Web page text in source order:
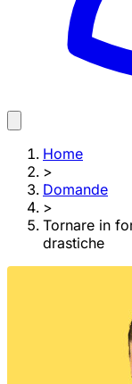
Home
>
Domande
>
Tornare in
drastiche